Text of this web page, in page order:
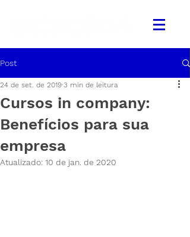
Post
Cursos in company:
Benefícios para sua
empresa
24 de set. de 2019 3 min de leitura
Atualizado: 10 de jan. de 2020